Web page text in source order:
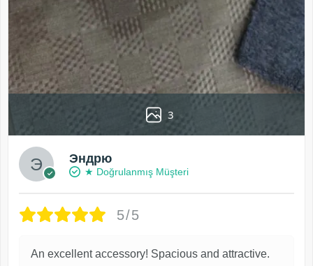
3
Эндрю
★ Doğrulanmış Müşteri
5/5
An excellent accessory! Spacious and attractive.